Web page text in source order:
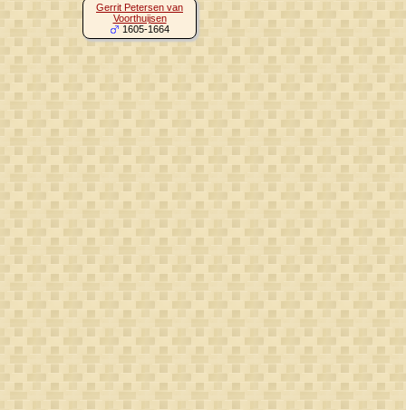
Gerrit Petersen van
Voorthuijsen
1605-1664